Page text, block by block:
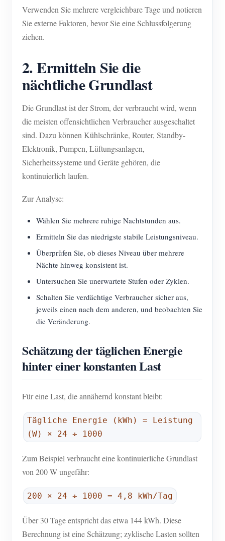
Verwenden Sie mehrere vergleichbare Tage und notieren
Sie externe Faktoren, bevor Sie eine Schlussfolgerung
ziehen.
2. Ermitteln Sie die
nächtliche Grundlast
Die Grundlast ist der Strom, der verbraucht wird, wenn
die meisten offensichtlichen Verbraucher ausgeschaltet
sind. Dazu können Kühlschränke, Router, Standby-
Elektronik, Pumpen, Lüftungsanlagen,
Sicherheitssysteme und Geräte gehören, die
kontinuierlich laufen.
Zur Analyse:
Wählen Sie mehrere ruhige Nachtstunden aus.
Ermitteln Sie das niedrigste stabile Leistungsniveau.
Überprüfen Sie, ob dieses Niveau über mehrere
Nächte hinweg konsistent ist.
Untersuchen Sie unerwartete Stufen oder Zyklen.
Schalten Sie verdächtige Verbraucher sicher aus,
jeweils einen nach dem anderen, und beobachten Sie
die Veränderung.
Schätzung der täglichen Energie
hinter einer konstanten Last
Für eine Last, die annähernd konstant bleibt:
Tägliche Energie (kWh) = Leistung
(W) × 24 ÷ 1000
Zum Beispiel verbraucht eine kontinuierliche Grundlast
von 200 W ungefähr:
200 × 24 ÷ 1000 = 4,8 kWh/Tag
Über 30 Tage entspricht das etwa 144 kWh. Diese
Berechnung ist eine Schätzung; zyklische Lasten sollten